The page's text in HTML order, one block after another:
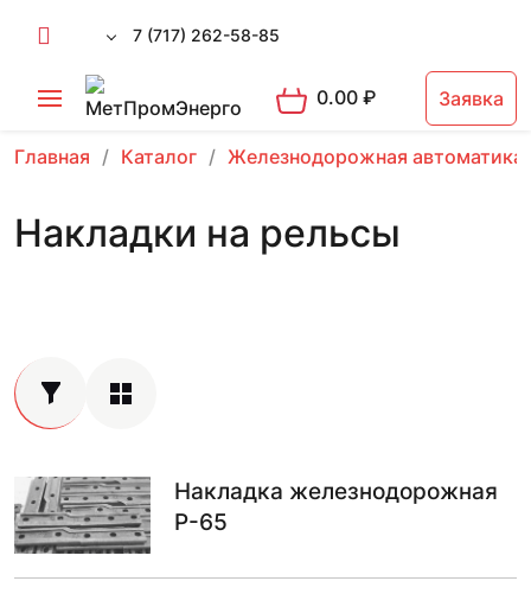
7 (717) 262-58-85
0.00₽ Заявка
Главная Каталог Железнодорожная автоматика
Накладки на рельсы
Накладка железнодорожная
Р-65